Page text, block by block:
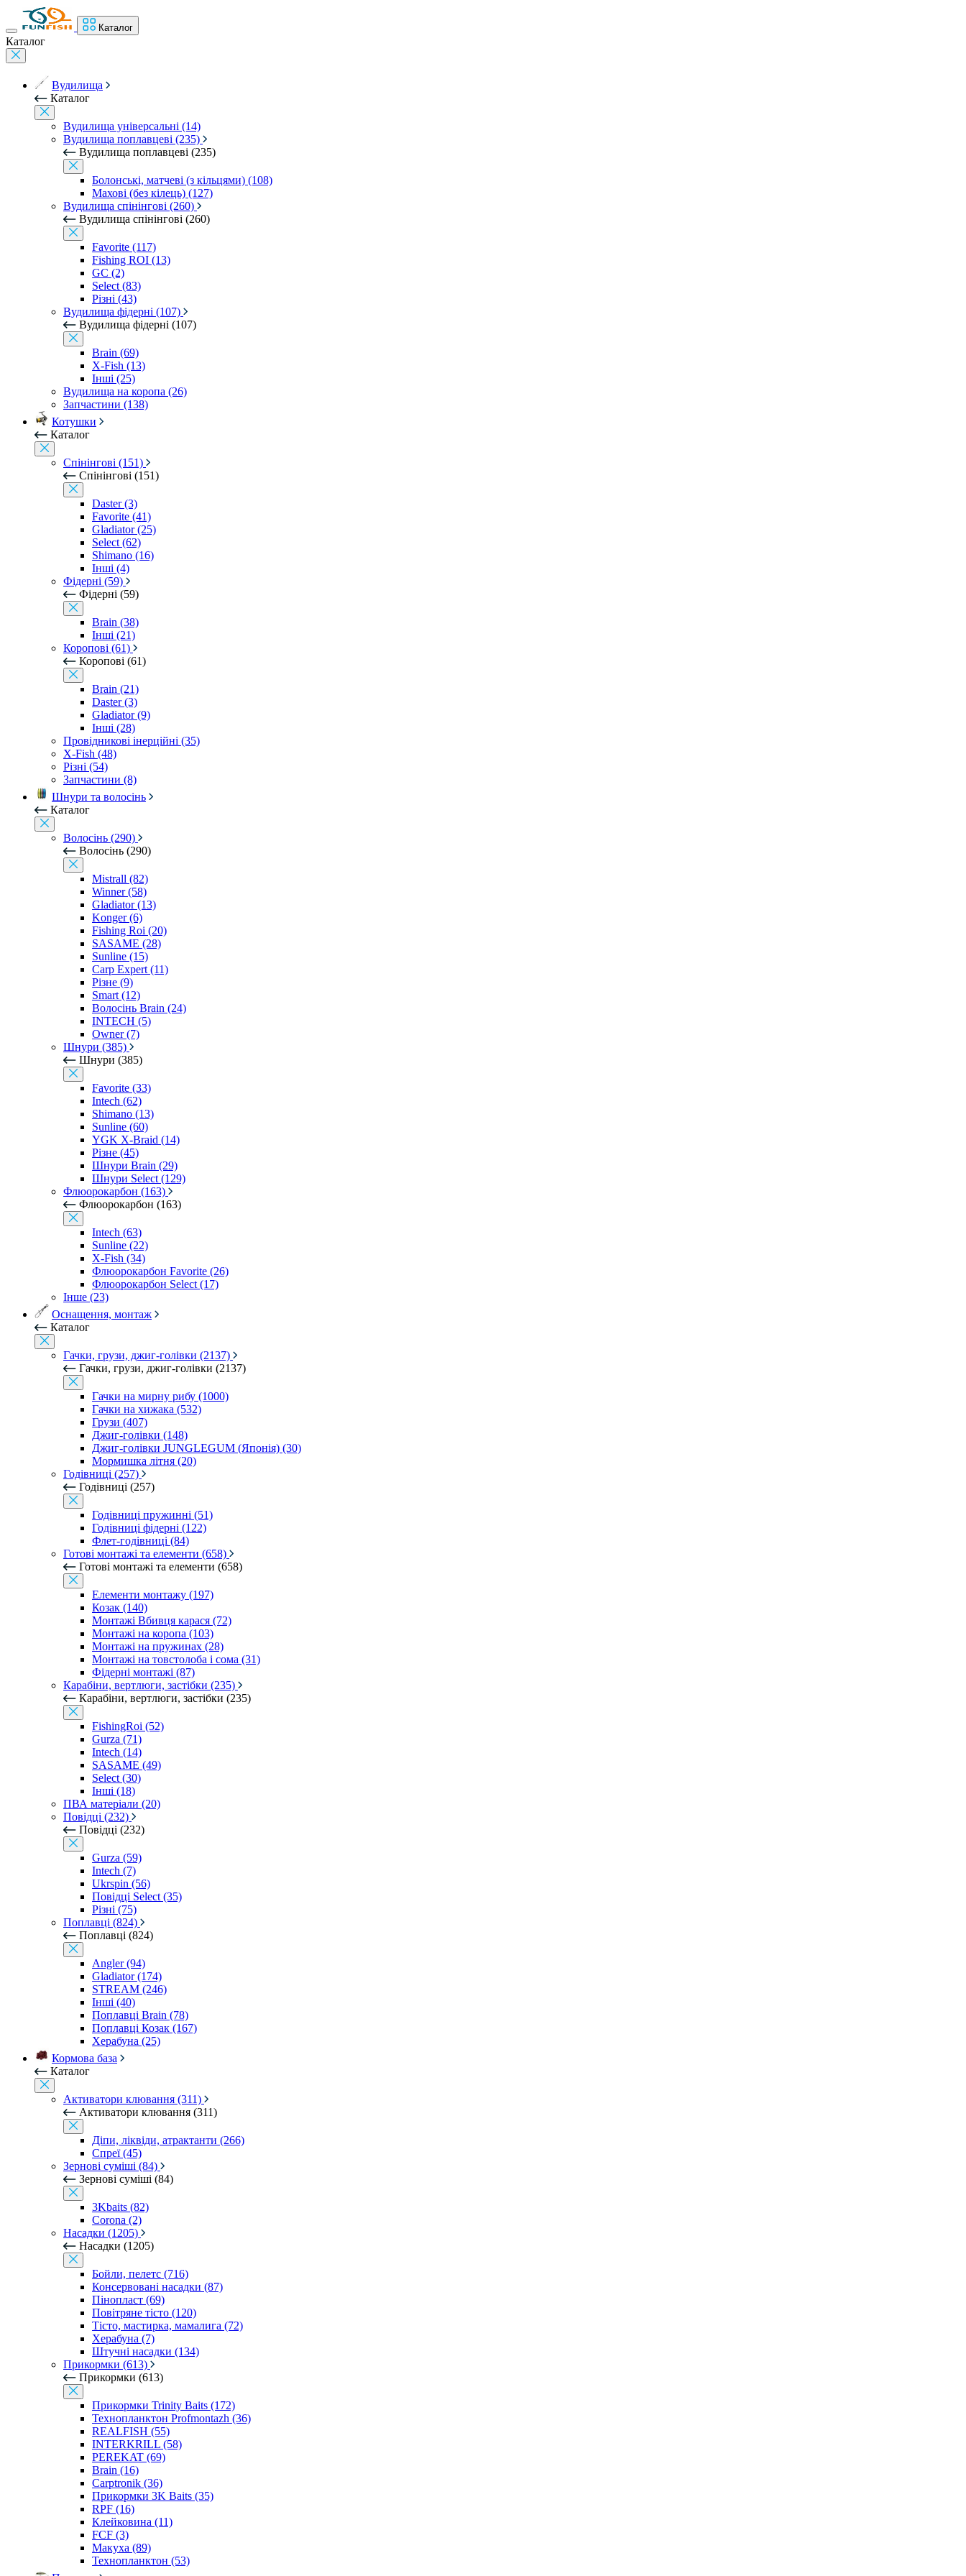
Каталог
Каталог
Вудилища
Каталог
Вудилища універсальні (14)
Вудилища поплавцеві (235)
Вудилища поплавцеві (235)
Болонські, матчеві (з кільцями) (108)
Махові (без кілець) (127)
Вудилища спінінгові (260)
Вудилища спінінгові (260)
Favorite (117)
Fishing ROI (13)
GC (2)
Select (83)
Різні (43)
Вудилища фідерні (107)
Вудилища фідерні (107)
Brain (69)
X-Fish (13)
Інші (25)
Вудилища на коропа (26)
Запчастини (138)
Котушки
Каталог
Спінінгові (151)
Спінінгові (151)
Daster (3)
Favorite (41)
Gladiator (25)
Select (62)
Shimano (16)
Інші (4)
Фідерні (59)
Фідерні (59)
Brain (38)
Інші (21)
Коропові (61)
Коропові (61)
Brain (21)
Daster (3)
Gladiator (9)
Інші (28)
Провідникові інерційні (35)
X-Fish (48)
Різні (54)
Запчастини (8)
Шнури та волосінь
Каталог
Волосінь (290)
Волосінь (290)
Mistrall (82)
Winner (58)
Gladiator (13)
Konger (6)
Fishing Roi (20)
SASAME (28)
Sunline (15)
Carp Expert (11)
Різне (9)
Smart (12)
Волосінь Brain (24)
INTECH (5)
Owner (7)
Шнури (385)
Шнури (385)
Favorite (33)
Intech (62)
Shimano (13)
Sunline (60)
YGK X-Braid (14)
Різне (45)
Шнури Brain (29)
Шнури Select (129)
Флюорокарбон (163)
Флюорокарбон (163)
Intech (63)
Sunline (22)
X-Fish (34)
Флюорокарбон Favorite (26)
Флюорокарбон Select (17)
Інше (23)
Оснащення, монтаж
Каталог
Гачки, грузи, джиг-голівки (2137)
Гачки, грузи, джиг-голівки (2137)
Гачки на мирну рибу (1000)
Гачки на хижака (532)
Грузи (407)
Джиг-голівки (148)
Джиг-голівки JUNGLEGUM (Японія) (30)
Мормишка літня (20)
Годівниці (257)
Годівниці (257)
Годівниці пружинні (51)
Годівниці фідерні (122)
Флет-годівниці (84)
Готові монтажі та елементи (658)
Готові монтажі та елементи (658)
Елементи монтажу (197)
Козак (140)
Монтажі Вбивця карася (72)
Монтажі на коропа (103)
Монтажі на пружинах (28)
Монтажі на товстолоба і сома (31)
Фідерні монтажі (87)
Карабіни, вертлюги, застібки (235)
Карабіни, вертлюги, застібки (235)
FishingRoi (52)
Gurza (71)
Intech (14)
SASAME (49)
Select (30)
Інші (18)
ПВА матеріали (20)
Повідці (232)
Повідці (232)
Gurza (59)
Intech (7)
Ukrspin (56)
Повідці Select (35)
Різні (75)
Поплавці (824)
Поплавці (824)
Angler (94)
Gladiator (174)
STREAM (246)
Інші (40)
Поплавці Brain (78)
Поплавці Козак (167)
Херабуна (25)
Кормова база
Каталог
Активатори клювання (311)
Активатори клювання (311)
Діпи, ліквіди, атрактанти (266)
Спреї (45)
Зернові суміші (84)
Зернові суміші (84)
3Kbaits (82)
Corona (2)
Насадки (1205)
Насадки (1205)
Бойли, пелетс (716)
Консервовані насадки (87)
Пінопласт (69)
Повітряне тісто (120)
Тісто, мастирка, мамалига (72)
Херабуна (7)
Штучні насадки (134)
Прикормки (613)
Прикормки (613)
Прикормки Trinity Baits (172)
Технопланктон Profmontazh (36)
REALFISH (55)
INTERKRILL (58)
PEREKAT (69)
Brain (16)
Carptronik (36)
Прикормки 3K Baits (35)
RPF (16)
Клейковина (11)
FCF (3)
Макуха (89)
Технопланктон (53)